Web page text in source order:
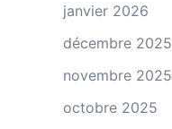
janvier 2026
décembre 2025
novembre 2025
octobre 2025